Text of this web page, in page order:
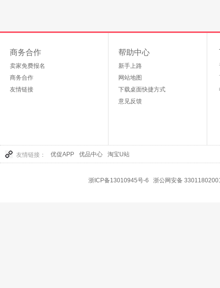
商务合作
卖家免费报名
商务合作
友情链接
帮助中心
新手上路
网站地图
下载桌面快捷方式
意见反馈
友情链接： 优促APP 优品中心 淘宝U站
浙ICP备13010945号-6 浙公网安备